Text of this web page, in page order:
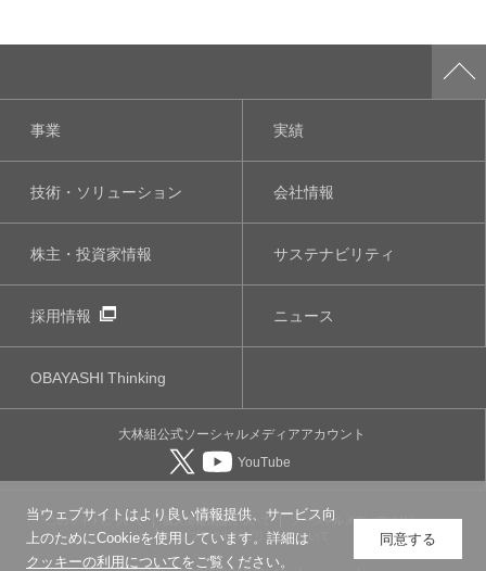
当ウェブサイトはより良い情報提供、サービス向
上のためにCookieを使用しています。詳細は
クッキーの利用についてをご覧ください。
同意する
事業 実績
技術・ソリューション 会社情報
株主・投資家情報 サステナビリティ
採用情報 ニュース
OBAYASHIThinking
大林組公式ソーシャルメディアアカウント
YouTube
このサイトについて 個人情報保護について
ソーシャルメディアポリシー
ウェブアクセシビリティについて